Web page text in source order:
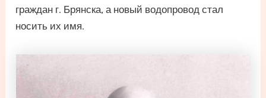
граждан г. Брянска, а новый водопровод стал
носить их имя.